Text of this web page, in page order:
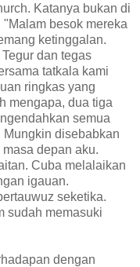
Katanya bukan di
besok mereka
ketinggalan.
dan tegas
tatkala kami
ringkas yang
mengapa, dua tiga
semua
disebabkan
depan aku.
Cuba melalaikan
igauan.
seketika.
sudah memasuki
dengan